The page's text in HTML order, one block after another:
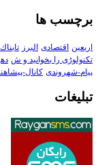
برچسب ها
اربعین اقتصادی البرز تابناك
تکنولوڑی را بخوانید و ش
پیام-شهروندی کانال-
تبلیغات